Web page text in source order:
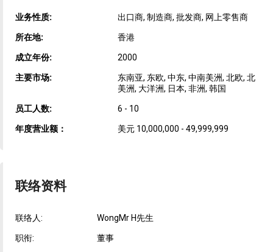
业务性质: 出口商, 制造商, 批发商, 网上零售商
所在地: 香港
成立年份: 2000
主要市场:
东南亚, 东欧, 中东, 中南美洲, 北欧, 北
美洲, 大洋洲, 日本, 非洲, 韩国
员工人数: 6 - 10
年度营业额： 美元 10,000,000 - 49,999,999
联络资料
联络人: WongMr H先生
职衔: 董事